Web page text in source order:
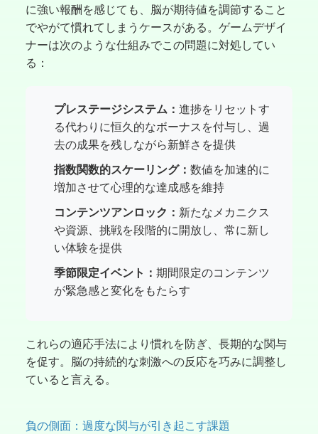
に強い報酬を感じても、脳が期待値を調節すること
でやがて慣れてしまうケースがある。ゲームデザイ
ナーは次のような仕組みでこの問題に対処してい
る：
プレステージシステム： 進捗をリセットす
る代わりに恒久的なボーナスを付与し、過
去の成果を残しながら新鮮さを提供
指数関数的スケーリング： 数値を加速的に
増加させて心理的な達成感を維持
コンテンツアンロック： 新たなメカニクス
や資源、挑戦を段階的に開放し、常に新し
い体験を提供
季節限定イベント： 期間限定のコンテンツ
が緊急感と変化をもたらす
これらの適応手法により慣れを防ぎ、長期的な関与
を促す。脳の持続的な刺激への反応を巧みに調整し
ていると言える。
負の側面：過度な関与が引き起こす課題